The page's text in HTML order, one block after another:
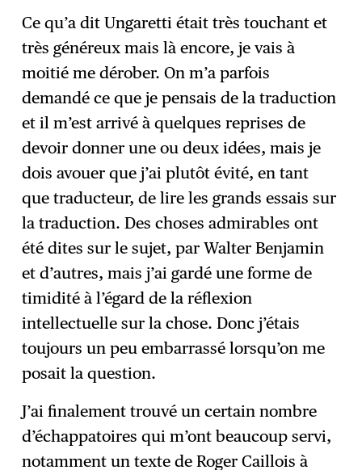
Ce qu’a dit Ungaretti était très touchant et
très généreux mais là encore, je vais à
moitié me dérober. On m’a parfois
demandé ce que je pensais de la traduction
et il m’est arrivé à quelques reprises de
devoir donner une ou deux idées, mais je
dois avouer que j’ai plutôt évité, en tant
que traducteur, de lire les grands essais sur
la traduction. Des choses admirables ont
été dites sur le sujet, par Walter Benjamin
et d’autres, mais j’ai gardé une forme de
timidité à l’égard de la réflexion
intellectuelle sur la chose. Donc j’étais
toujours un peu embarrassé lorsqu’on me
posait la question.
J’ai finalement trouvé un certain nombre
d’échappatoires qui m’ont beaucoup servi,
notamment un texte de Roger Caillois à